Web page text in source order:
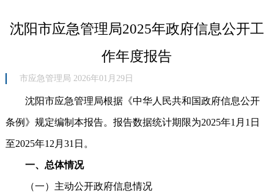
沈阳市应急管理局2025年政府信息公开工
作年度报告
市应急管理局 2026年01月29日
沈阳市应急管理局根据《中华人民共和国政府信息公开
条例》规定编制本报告。报告数据统计期限为2025年1月1日
至2025年12月31日。
一、总体情况
（一）主动公开政府信息情况